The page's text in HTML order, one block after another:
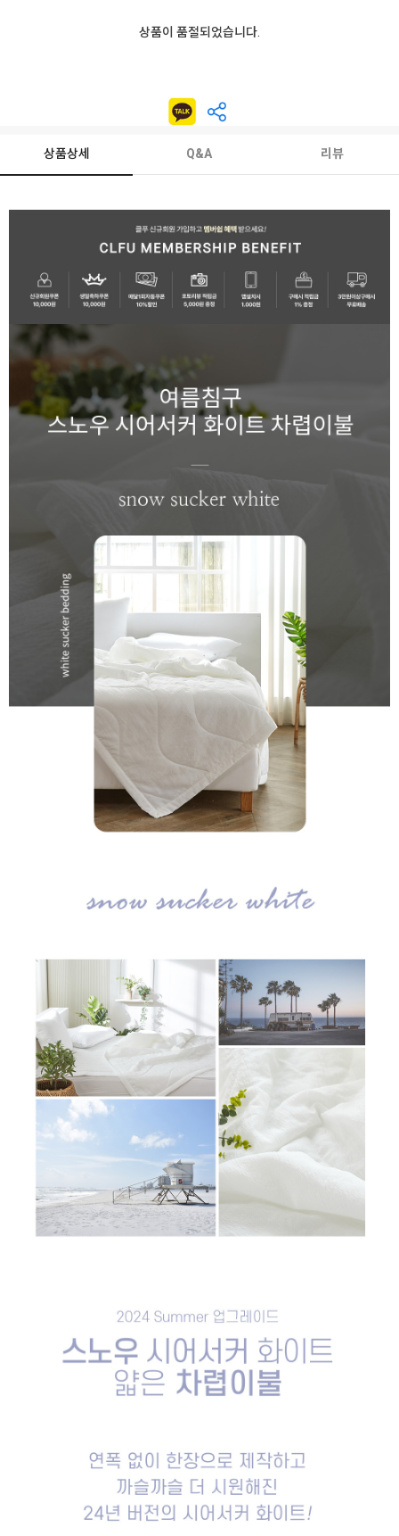
상품이 품절되었습니다.
상품상세 Q&A 리뷰